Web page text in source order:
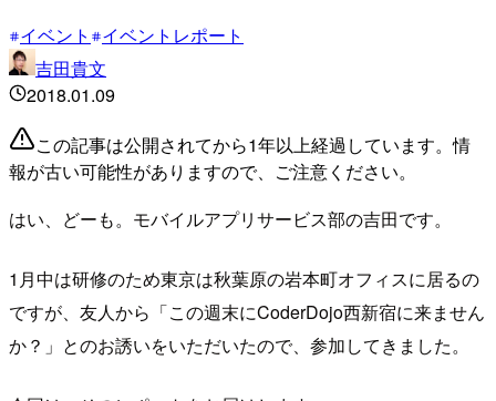
イベント
イベントレポート
吉田貴文
2018.01.09
この記事は公開されてから1年以上経過しています。情
報が古い可能性がありますので、ご注意ください。
はい、どーも。モバイルアプリサービス部の吉田です。
1月中は研修のため東京は秋葉原の岩本町オフィスに居るの
ですが、友人から「この週末にCoderDojo西新宿に来ません
か？」とのお誘いをいただいたので、参加してきました。